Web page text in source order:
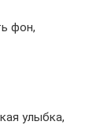
фон,
улыбка,